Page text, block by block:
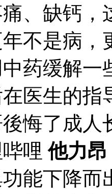
、缺钙，
不是病
药缓解一
医生的指
悔了成人
哔哩他力昂
能下降而